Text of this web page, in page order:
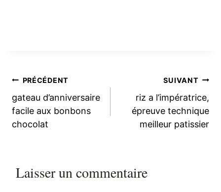
Navigation
de
l’article
PRÉCÉDENT
gateau d’anniversaire
facile aux bonbons
chocolat
SUIVANT
riz a l’impératrice,
épreuve technique
meilleur patissier
Laisser un commentaire